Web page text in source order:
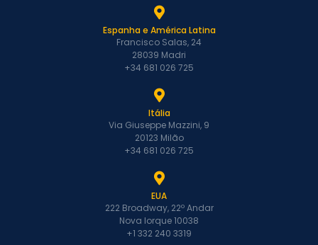
Espanha e América Latina
Francisco Salas, 24
28039 Madri
+34 681 026 725
Itália
Via Giuseppe Mazzini, 9
20123 Milão
+34 681 026 725
EUA
222 Broadway, 22º Andar
Nova Iorque 10038
+1 332 240 3319